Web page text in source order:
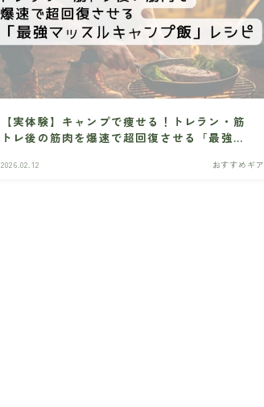
【実体験】キャンプで痩せる！トレラン・筋
トレ後の筋肉を爆速で超回復させる「最強マ
2026.02.12 おすすめギア